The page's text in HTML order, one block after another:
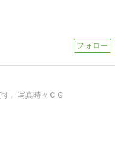
。写真時々ＣＧ